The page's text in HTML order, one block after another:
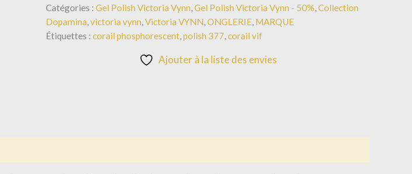
Catégories : Gel Polish Victoria Vynn,Gel Polish Victoria Vynn - 50%,Collection
Dopamina,victoria vynn,Victoria VYNN,ONGLERIE, MARQUE
Étiquettes : corail phosphorescent,polish 377,corail vif
Ajouter à la liste des envies